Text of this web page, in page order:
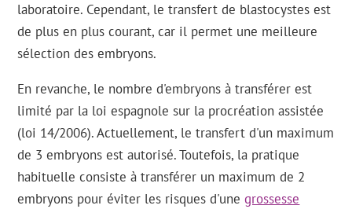
laboratoire. Cependant, le transfert de blastocystes est
de plus en plus courant, car il permet une meilleure
sélection des embryons.
En revanche, le nombre d'embryons à transférer est
limité par la loi espagnole sur la procréation assistée
(loi 14/2006). Actuellement, le transfert d'un maximum
de 3 embryons est autorisé. Toutefois, la pratique
habituelle consiste à transférer un maximum de 2
embryons pour éviter les risques d'unegrossesse